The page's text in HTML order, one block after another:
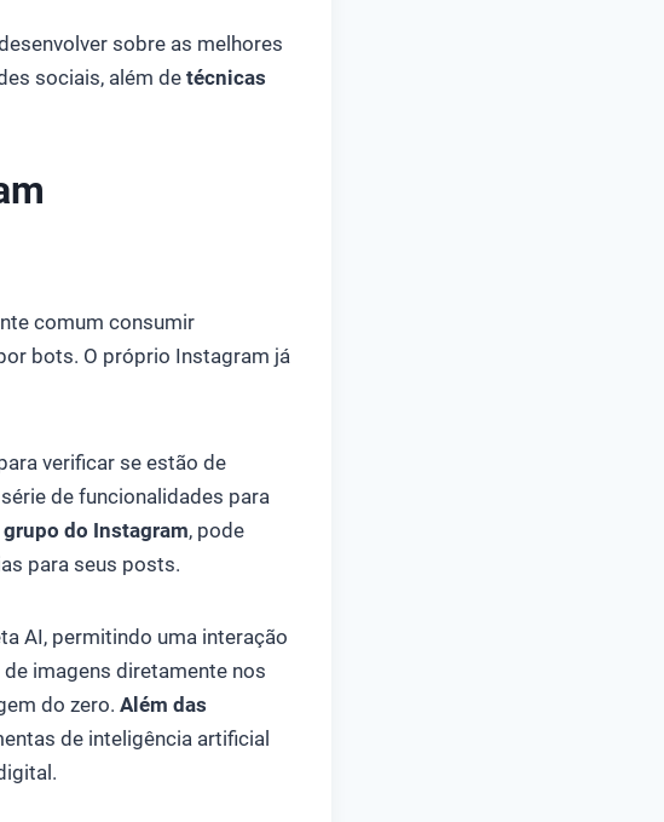
sobre as melhores
sociais, além de técnicas
comum consumir
bots. O próprio Instagram já
verificar se estão de
de funcionalidades para
do Instagram, pode
para seus posts.
AI, permitindo uma interação
imagens diretamente nos
do zero. Além das
de inteligência artificial